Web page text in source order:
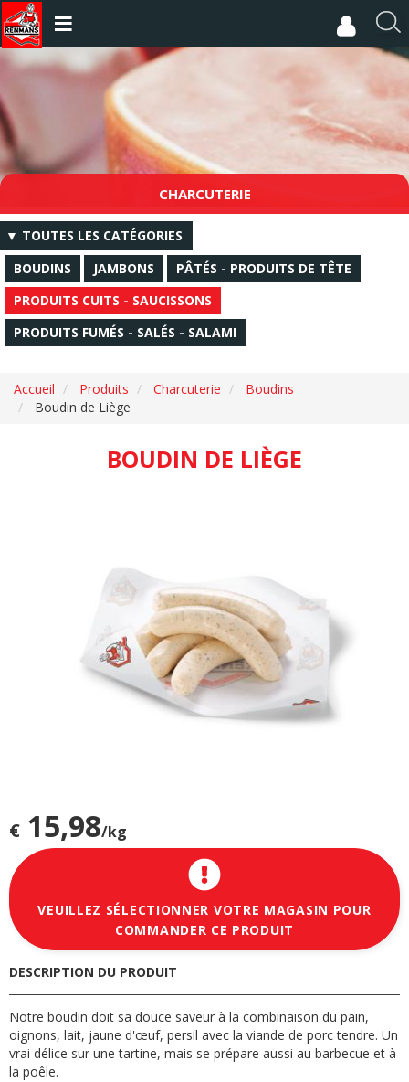
Aller
au
contenu
principal
R
e
r
c
h
r
CHARCUTERIE
▼ TOUTES LES CATÉGORIES
BOUDINS
JAMBONS
PÂTÉS - PRODUITS DE TÊTE
PRODUITS CUITS - SAUCISSONS
PRODUITS FUMÉS - SALÉS - SALAMI
Accueil Produits Charcuterie
Boudins
Boudin de Liège
BOUDIN DE LIÈGE
€ 15,98/kg
VEUILLEZ SÉLECTIONNER VOTRE MAGASIN POUR
COMMANDER CE PRODUIT
DESCRIPTION DU PRODUIT
Notre boudin doit sa douce saveur à la combinaison du pain,
oignons, lait, jaune d'œuf, persil avec la viande de porc tendre. Un
vrai délice sur une tartine, mais se prépare aussi au barbecue et à
la poêle.